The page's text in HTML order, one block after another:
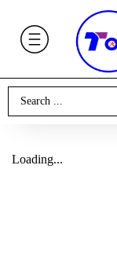
Loading...